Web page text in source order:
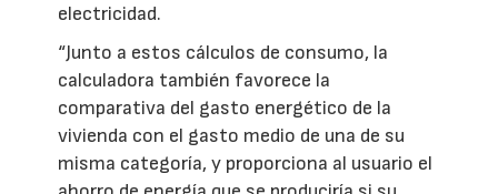
electricidad.
“Junto a estos cálculos de consumo, la
calculadora también favorece la
comparativa del gasto energético de la
vivienda con el gasto medio de una de su
misma categoría, y proporciona al usuario el